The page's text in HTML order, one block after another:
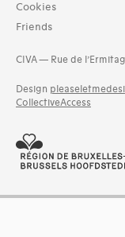
Cookies
Friends
CIVA — Rue de
Design
CollectiveAccess